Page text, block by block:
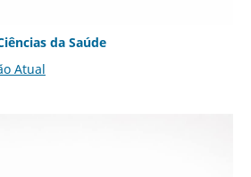
da Saúde
Atual